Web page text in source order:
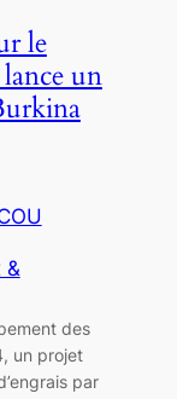
le
un
&
des
un projet
par